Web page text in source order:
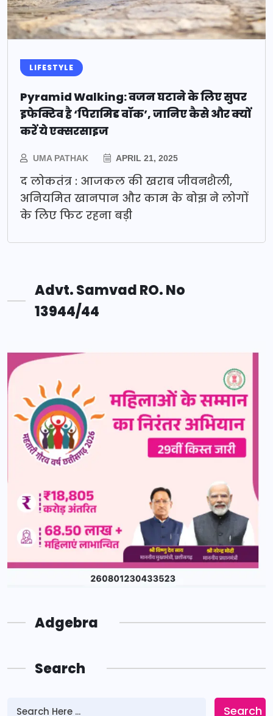
LIFESTYLE
Pyramid Walking: वजन घटाने के लिए सुपर
इफेक्टिव है ‘पिरामिड वॉक’, जानिए कैसे और क्यों
करें ये एक्सरसाइज
UMA PATHAK APRIL 21, 2025
द लोकतंत्र : आजकल की खराब जीवनशैली,
अनियमित खानपान और काम के बोझ ने लोगों
के लिए फिट रहना बड़ी
Advt. Samvad RO. No
13944/44
Adgebra
Search
Search